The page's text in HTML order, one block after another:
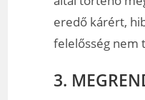
eredő kárért,
felelősség nem
3.